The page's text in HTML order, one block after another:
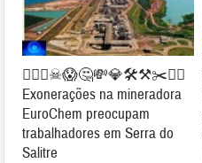
👉🏻👀☠😱🤔💸💎🛠⚒✂⛓‍💥
Exonerações na mineradora
EuroChem preocupam
trabalhadores em Serra do
Salitre